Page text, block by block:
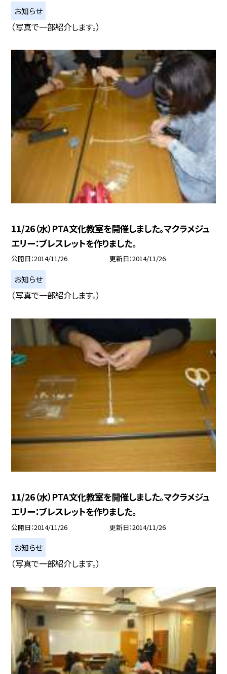
お知らせ
（写真で一部紹介します。）
11/26（水）PTA文化教室を開催しました。マクラメジュ
エリー：ブレスレットを作りました。
公開日 2014/11/26 更新日 2014/11/26
お知らせ
（写真で一部紹介します。）
11/26（水）PTA文化教室を開催しました。マクラメジュ
エリー：ブレスレットを作りました。
公開日 2014/11/26 更新日 2014/11/26
お知らせ
（写真で一部紹介します。）